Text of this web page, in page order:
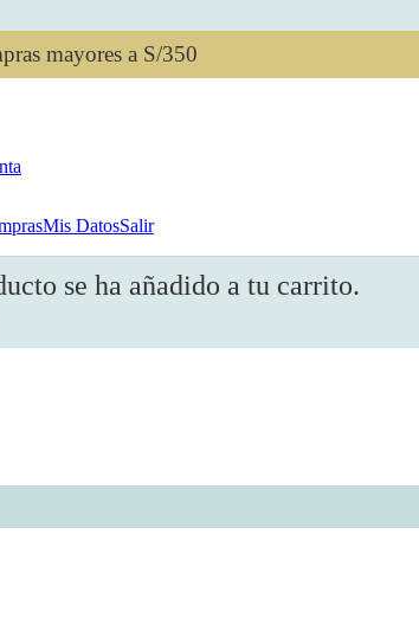
mayores a S/350
Mis DatosSalir
se ha añadido a tu carrito.